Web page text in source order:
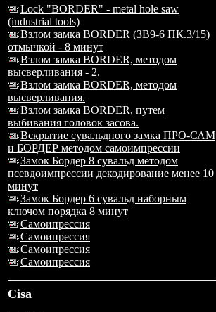
Lock "BORDER" - metal hole saw
(industrial tools)
Взлом замка BORDER (ЗВ9-6 ПК.3/15)
отмычкой - 8 минут
Взлом замка BORDER, методом
высверливания - 2.
Взлом замка BORDER, методом
высверливания.
Взлом замка BORDER, путем
выбивания головок засова.
Вскрытие сувальдного замка ПРО-САМ
и БОРДЕР методом самоимпрессии
Замок Бордер 8 сувальд методом
псевдоимпрессии декодирование менее 10
минут
Замок Бордер 6 сувальд наборным
ключом порядка 8 минут
Самоипрессия
Самоипрессия
Самоипрессия
Самоипрессия
Cisa